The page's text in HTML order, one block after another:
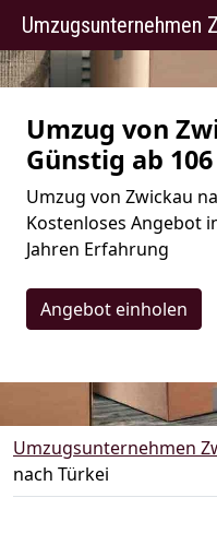
Umzugsunternehmen
Umzug von
Günstig ab
Umzug von Zwickau
Kostenloses Angebot
Jahren Erfahrung
Angebot einholen
Umzugsunternehmen
nach Türkei